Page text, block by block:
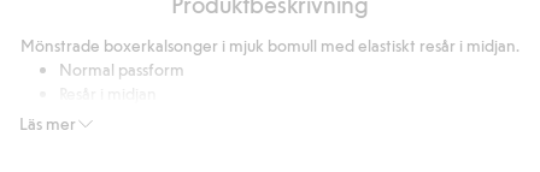
bomull
Läs mer
Mönstrade boxerkalsonger i mjuk bomull med elastiskt resår i midjan.
Normal passform
Sidosöm 27 cm i storlek M